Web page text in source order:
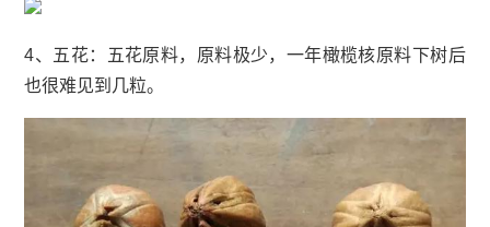
4、五花：五花原料，原料极少，一年橄榄核原料下树后
也很难见到几粒。